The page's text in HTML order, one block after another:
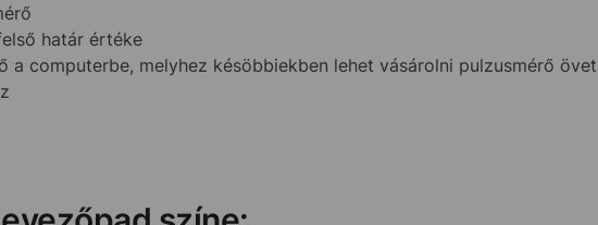
határ értéke
a computerbe, melyhez késöbbiekben lehet vásárolni pulzusmérő